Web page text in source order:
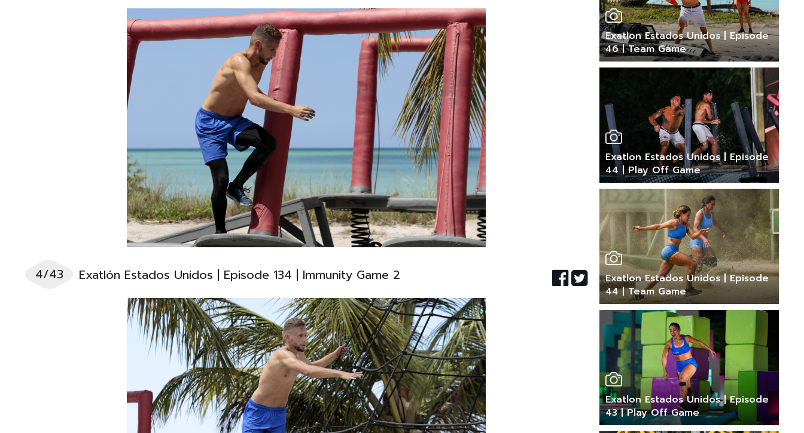
4/43 Exatlón Estados Unidos | Episode 134 | Immunity Game 2
Exatlon Estados Unidos | Episode
46 | Team Game
Exatlon Estados Unidos | Episode
44 | Play Off Game
Exatlon Estados Unidos | Episode
44 | Team Game
Exatlon Estados Unidos | Episode
43 | Play Off Game